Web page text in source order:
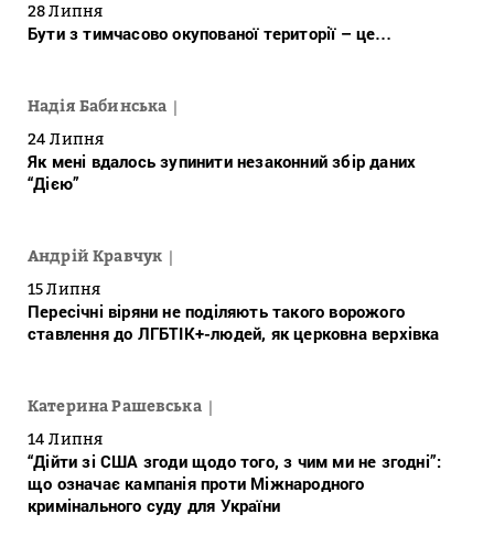
28 Липня
Бути з тимчасово окупованої території – це…
Надія Бабинська
24 Липня
Як мені вдалось зупинити незаконний збір даних
“Дією”
Андрій Кравчук
15 Липня
Пересічні віряни не поділяють такого ворожого
ставлення до ЛГБТІК+-людей, як церковна верхівка
Катерина Рашевська
14 Липня
“Дійти зі США згоди щодо того, з чим ми не згодні”:
що означає кампанія проти Міжнародного
кримінального суду для України